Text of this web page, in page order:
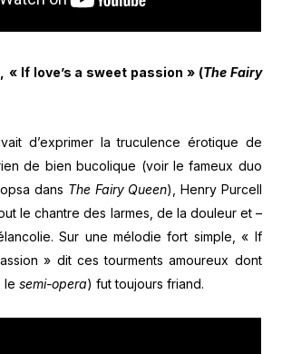
« If love’s a sweet passion » (The Fairy
d’exprimer la truculence érotique de
de bien bucolique (voir le fameux duo
dans The Fairy Queen), Henry Purcell
le chantre des larmes, de la douleur et –
Sur une mélodie fort simple, « If
» dit ces tourments amoureux dont
lesemi-opera) fut toujours friand.